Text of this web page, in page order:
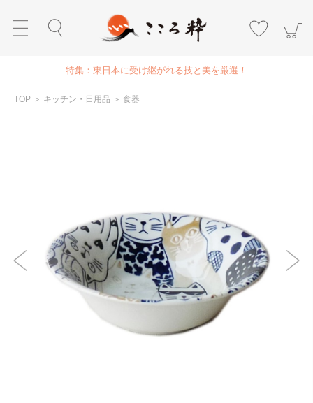
特集：東日本に受け継がれる技と美を厳選！
TOP ＞ キッチン・日用品 ＞ 食器